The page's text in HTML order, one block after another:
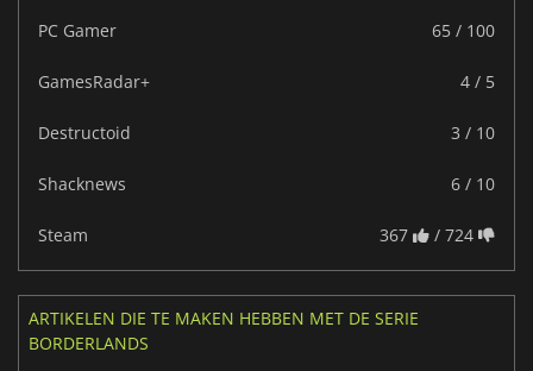
PC Gamer 65 / 100
GamesRadar+ 4 / 5
Destructoid 3 / 10
Shacknews 6 / 10
Steam 367 / 724
ARTIKELEN DIE TE MAKEN HEBBEN MET DE SERIE
BORDERLANDS